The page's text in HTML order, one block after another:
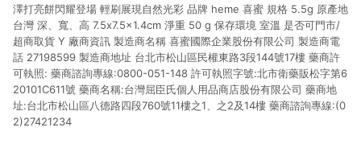
澤打亮餅閃耀登場 輕刷展現自然光彩 品牌 heme 喜蜜 規格 5.5g 原產地
台灣 深、寬、高 7.5x7.5x1.4cm 淨重 50 g 保存環境 室溫 是否可門市/
超商取貨 Y 廠商資訊 製造商名稱 喜蜜國際企業股份有限公司 製造商電
話 27198599 製造商地址 台北市松山區民權東路3段144號17樓 藥商許
可執照: 藥商諮詢專線:0800-051-148 許可執照字號:北市衛藥販松字第6
20101C611號 藥商名稱:台灣屈臣氏個人用品商店股份有限公司 藥商地
址:台北市松山區八德路四段760號11樓之1、之2及14樓 藥商諮詢專線:(0
2)27421234